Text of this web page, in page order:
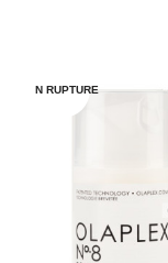
EN RUPTURE